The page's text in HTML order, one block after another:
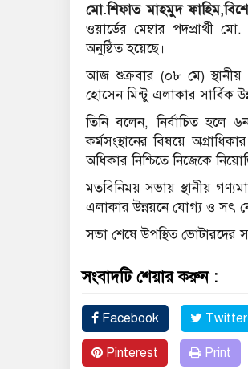
মো.শিফাত মাহমুদ
ওয়ার্ডের মেম্বার পদপ্রার্থী
অনুষ্ঠিত হয়েছে।
আজ শুক্রবার (০৮ মে) স্থানীয়
হোসেন মিন্টু এলাকার সার্বিক
তিনি বলেন, নির্বাচিত হলে
কর্মসংস্থানের বিষয়ে
অধিকার নিশ্চিতে নিজেকে
মতবিনিময় সভায় স্থানীয়
এলাকার উন্নয়নে যোগ্য ও সৎ
সভা শেষে উপস্থিত ভোটারদের
সংবাদটি শেয়ার করুন :
Facebook Twitter
Pinterest Print